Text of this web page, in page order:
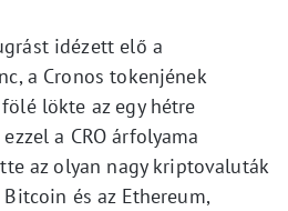
idézett elő a
a Cronos tokenjének
lökte az egy hétre
a CRO árfolyama
az olyan nagy kriptovaluták
és az Ethereum,